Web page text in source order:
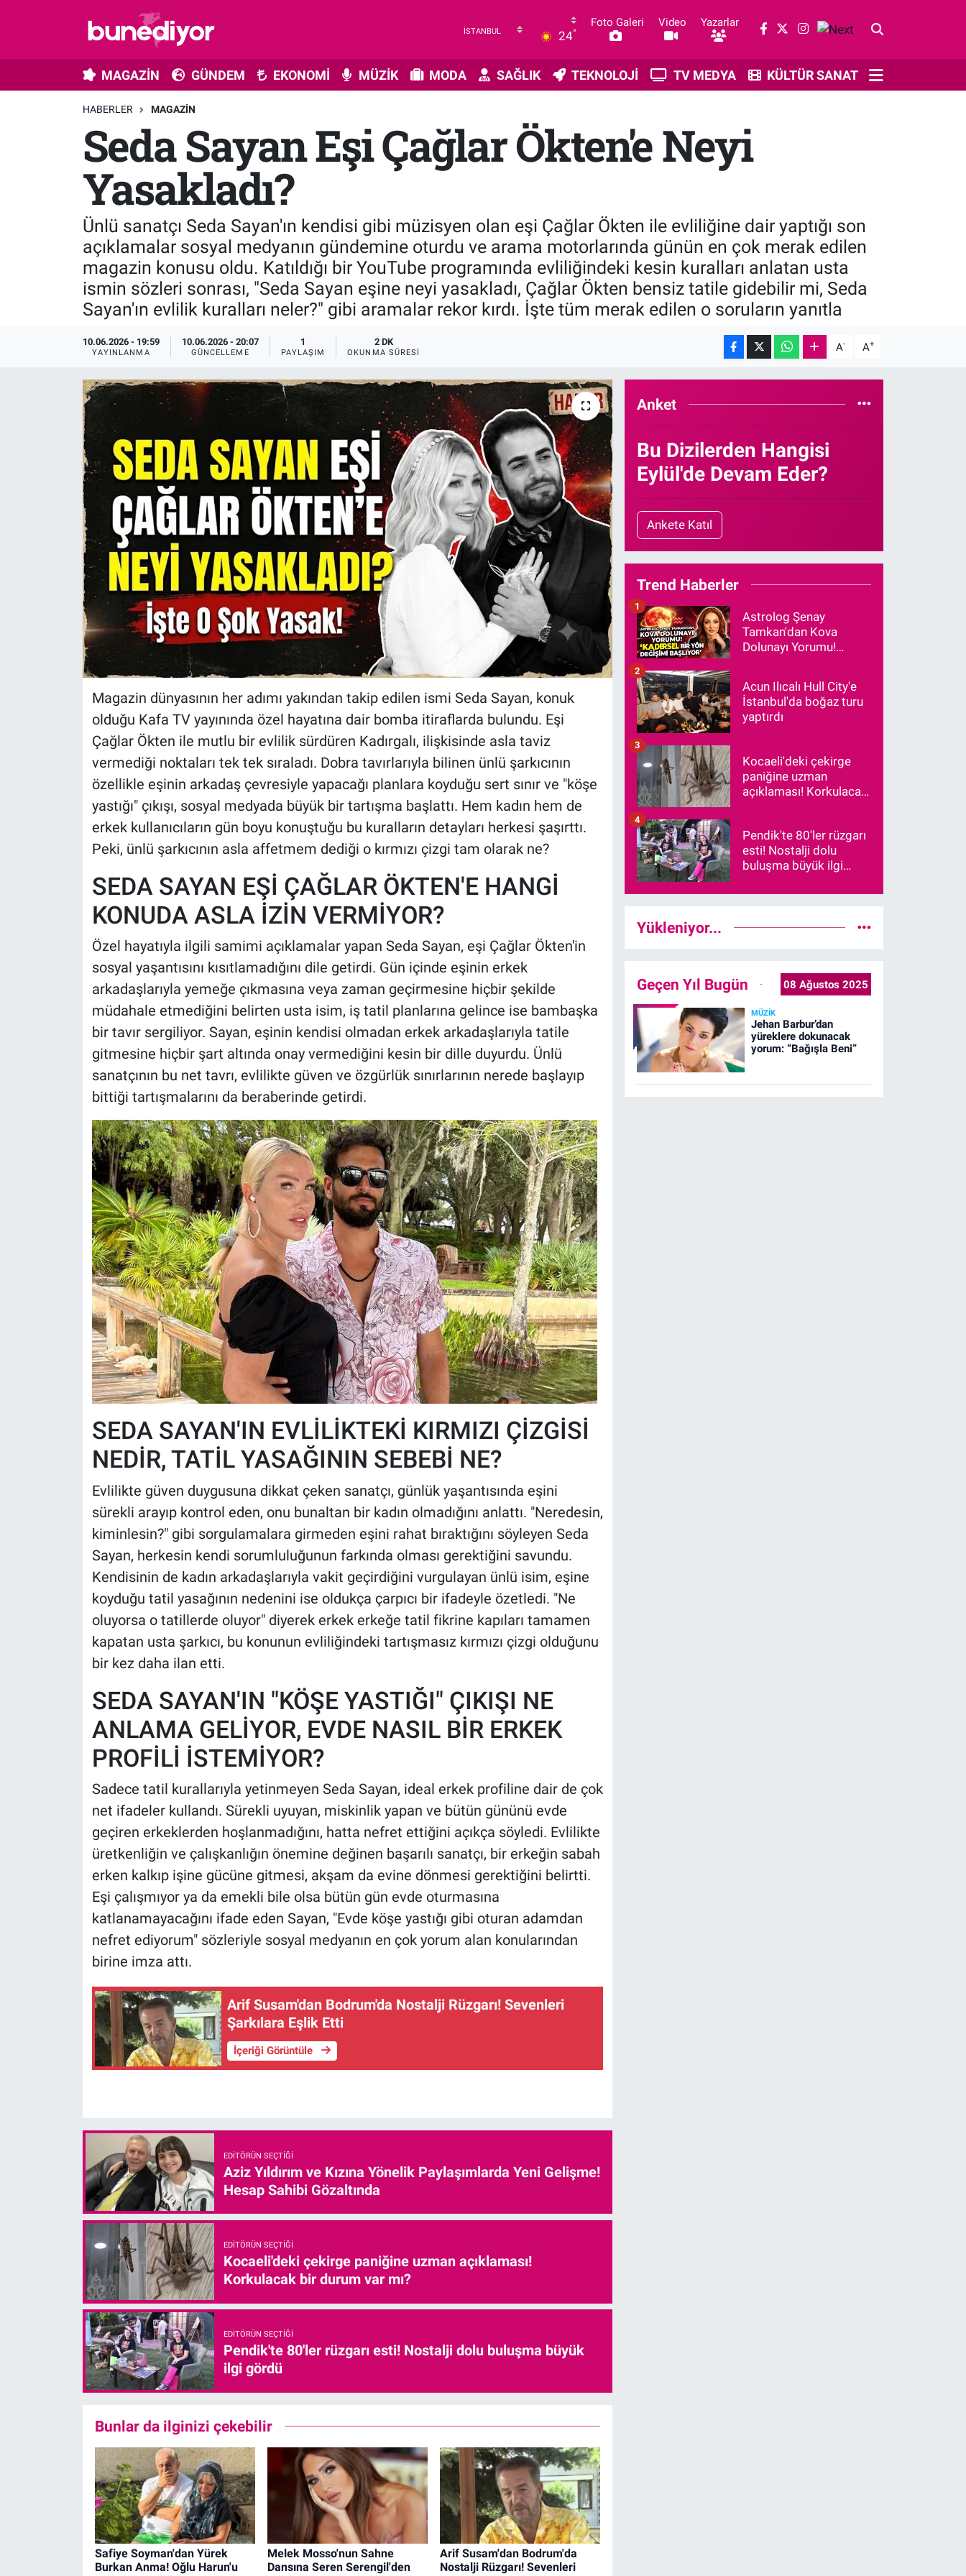
24°
Foto Galeri Video Yazarlar
MAGAZİN GÜNDEM EKONOMİ MÜZİK MODA SAĞLIK TEKNOLOJİ TV MEDYA KÜLTÜR SANAT
HABERLER MAGAZIN
Seda Sayan Eşi Çağlar Ökten'e Neyi
Yasakladı?
Ünlü sanatçı Seda Sayan'ın kendisi gibi müzisyen olan eşi Çağlar Ökten ile evliliğine dair yaptığı son
açıklamalar sosyal medyanın gündemine oturdu ve arama motorlarında günün en çok merak edilen
magazin konusu oldu. Katıldığı bir YouTube programında evliliğindeki kesin kuralları anlatan usta
ismin sözleri sonrası, "Seda Sayan eşine neyi yasakladı, Çağlar Ökten bensiz tatile gidebilir mi, Seda
Sayan'ın evlilik kuralları neler?" gibi aramalar rekor kırdı. İşte tüm merak edilen o soruların yanıtla
10.06.2026 - 19:59
YAYINLANMA
10.06.2026 - 20:07
GÜNCELLEME
1
PAYLAŞIM
2 DK
OKUNMA SÜRESI A- A+
Magazin dünyasının her adımı yakından takip edilen ismi Seda Sayan, konuk
olduğu Kafa TV yayınında özel hayatına dair bomba itiraflarda bulundu. Eşi
Çağlar Ökten ile mutlu bir evlilik sürdüren Kadırgalı, ilişkisinde asla taviz
vermediği noktaları tek tek sıraladı. Dobra tavırlarıyla bilinen ünlü şarkıcının
özellikle eşinin arkadaş çevresiyle yapacağı planlara koyduğu sert sınır ve "köşe
yastığı" çıkışı, sosyal medyada büyük bir tartışma başlattı. Hem kadın hem de
erkek kullanıcıların gün boyu konuştuğu bu kuralların detayları herkesi şaşırttı.
Peki, ünlü şarkıcının asla affetmem dediği o kırmızı çizgi tam olarak ne?
SEDA SAYAN EŞİ ÇAĞLAR ÖKTEN'E HANGİ
KONUDA ASLA İZİN VERMİYOR?
Özel hayatıyla ilgili samimi açıklamalar yapan Seda Sayan, eşi Çağlar Ökten'in
sosyal yaşantısını kısıtlamadığını dile getirdi. Gün içinde eşinin erkek
arkadaşlarıyla yemeğe çıkmasına veya zaman geçirmesine hiçbir şekilde
müdahale etmediğini belirten usta isim, iş tatil planlarına gelince ise bambaşka
bir tavır sergiliyor. Sayan, eşinin kendisi olmadan erkek arkadaşlarıyla tatile
gitmesine hiçbir şart altında onay vermediğini kesin bir dille duyurdu. Ünlü
sanatçının bu net tavrı, evlilikte güven ve özgürlük sınırlarının nerede başlayıp
bittiği tartışmalarını da beraberinde getirdi.
SEDA SAYAN'IN EVLİLİKTEKİ KIRMIZI ÇİZGİSİ
NEDİR, TATİL YASAĞININ SEBEBİ NE?
Evlilikte güven duygusuna dikkat çeken sanatçı, günlük yaşantısında eşini
sürekli arayıp kontrol eden, onu bunaltan bir kadın olmadığını anlattı. "Neredesin,
kiminlesin?" gibi sorgulamalara girmeden eşini rahat bıraktığını söyleyen Seda
Sayan, herkesin kendi sorumluluğunun farkında olması gerektiğini savundu.
Kendisinin de kadın arkadaşlarıyla vakit geçirdiğini vurgulayan ünlü isim, eşine
koyduğu tatil yasağının nedenini ise oldukça çarpıcı bir ifadeyle özetledi. "Ne
oluyorsa o tatillerde oluyor" diyerek erkek erkeğe tatil fikrine kapıları tamamen
kapatan usta şarkıcı, bu konunun evliliğindeki tartışmasız kırmızı çizgi olduğunu
bir kez daha ilan etti.
SEDA SAYAN'IN "KÖŞE YASTIĞI" ÇIKIŞI NE
ANLAMA GELİYOR, EVDE NASIL BİR ERKEK
PROFİLİ İSTEMİYOR?
Sadece tatil kurallarıyla yetinmeyen Seda Sayan, ideal erkek profiline dair de çok
net ifadeler kullandı. Sürekli uyuyan, miskinlik yapan ve bütün gününü evde
geçiren erkeklerden hoşlanmadığını, hatta nefret ettiğini açıkça söyledi. Evlilikte
üretkenliğin ve çalışkanlığın önemine değinen başarılı sanatçı, bir erkeğin sabah
erken kalkıp işine gücüne gitmesi, akşam da evine dönmesi gerektiğini belirtti.
Eşi çalışmıyor ya da emekli bile olsa bütün gün evde oturmasına
katlanamayacağını ifade eden Sayan, "Evde köşe yastığı gibi oturan adamdan
nefret ediyorum" sözleriyle sosyal medyanın en çok yorum alan konularından
birine imza attı.
Arif Susam'dan Bodrum'da Nostalji Rüzgarı! Sevenleri
Şarkılara Eşlik Etti
İçeriği Görüntüle
EDITÖRÜN SEÇTIĞI
Aziz Yıldırım ve Kızına Yönelik Paylaşımlarda Yeni Gelişme!
Hesap Sahibi Gözaltında
EDITÖRÜN SEÇTIĞI
Kocaeli'deki çekirge paniğine uzman açıklaması!
Korkulacak bir durum var mı?
EDITÖRÜN SEÇTIĞI
Pendik'te 80'ler rüzgarı esti! Nostalji dolu buluşma büyük
ilgi gördü
Bunlar da ilginizi çekebilir
Safiye Soyman'dan Yürek
Burkan Anma! Oğlu Harun'u
Melek Mosso'nun Sahne
Dansına Seren Serengil'den
Arif Susam'dan Bodrum'da
Nostalji Rüzgarı! Sevenleri
Anket
Bu Dizilerden Hangisi
Eylül'de Devam Eder?
Ankete Katıl
Trend Haberler
Astrolog Şenay
Tamkan'dan Kova
Dolunayı Yorumu!
1
Acun Ilıcalı Hull City'e
İstanbul'da boğaz turu
yaptırdı
2
Kocaeli'deki çekirge
paniğine uzman
açıklaması! Korkulacak
3
Pendik'te 80'ler rüzgarı
esti! Nostalji dolu
buluşma büyük ilgi
4
Yükleniyor...
Geçen Yıl Bugün 08 Ağustos 2025
MÜZIK
Jehan Barbur’dan
yüreklere dokunacak
yorum: “Bağışla Beni”
Diziler
Gündem
Kültür Sanat
Magazin
Teknoloji
Tv Medya
GÜNDEM
EKONOMİ
TEKNOLOJİ
TV MEDYA
KÜLTÜR SANAT
Trafik Durumu
Süper Lig Puan Durumu ve Fikstür
Tüm Manşetler
Son Dakika Haberleri